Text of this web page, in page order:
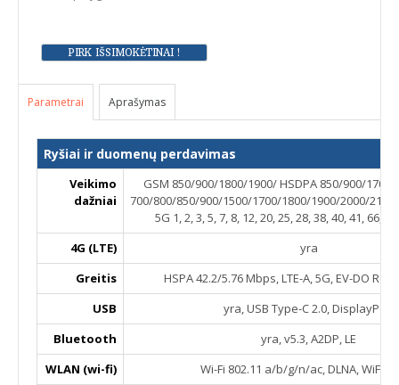
Parametrai Aprašymas
Ryšiai ir duomenų perdavimas
Veikimo
dažniai
GSM 850/900/1800/1900/ HSDPA 850/900/1700/
700/800/850/900/1500/1700/1800/1900/2000/
5G 1, 2, 3, 5, 7, 8, 12, 20, 25, 28, 38, 40, 41, 66,
4G (LTE)
yra
Greitis
HSPA 42.2/5.76 Mbps, LTE-A, 5G, EV-DO
USB
yra, USB Type-C 2.0, DisplayPort
Bluetooth
yra, v5.3, A2DP, LE
WLAN (wi-fi)
Wi-Fi 802.11 a/b/g/n/ac, DLNA, WiFi